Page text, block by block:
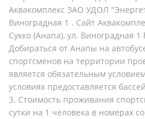
Аквакомплекс ЗАО УДОЛ
Виноградная 1 . Сайт
Сукко (Анапа), ул. Виноградная
Добираться от Анапы на
спортсменов на территории
является обязательным
условиях предоставляется
3. Стоимость проживания
сутки на 1 человека в номерах